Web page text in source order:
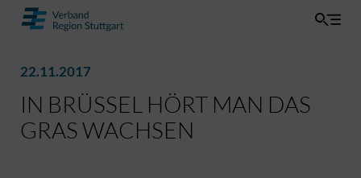
22.11.2017
IN BRÜSSEL HÖRT MAN DAS
GRAS WACHSEN